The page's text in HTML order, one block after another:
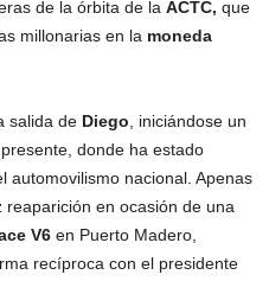
de la órbita de la ACTC, que
millonarias en la moneda
salida de Diego , iniciándose un
donde ha estado
automovilismo nacional. Apenas
en ocasión de una
V6 en Puerto Madero,
recíproca con el presidente